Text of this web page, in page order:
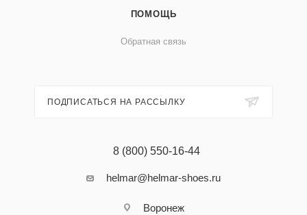
ПОМОЩЬ
Обратная связь
ПОДПИСАТЬСЯ НА РАССЫЛКУ
8 (800) 550-16-44
helmar@helmar-shoes.ru
Воронеж